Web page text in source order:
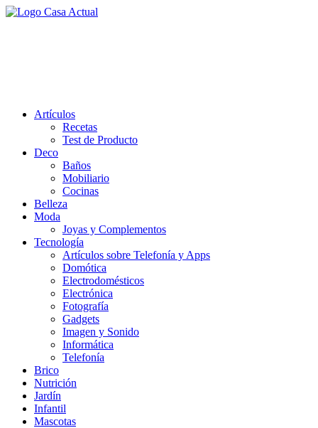
Saltar
Artículos
Recetas
Test de Producto
Deco
Baños
Mobiliario
Cocinas
Belleza
Moda
Joyas y Complementos
Tecnología
Artículos sobre Telefonía y Apps
Domótica
Electrodomésticos
Electrónica
Fotografía
Gadgets
Imagen y Sonido
Informática
Telefonía
Brico
Nutrición
Jardín
Infantil
Mascotas